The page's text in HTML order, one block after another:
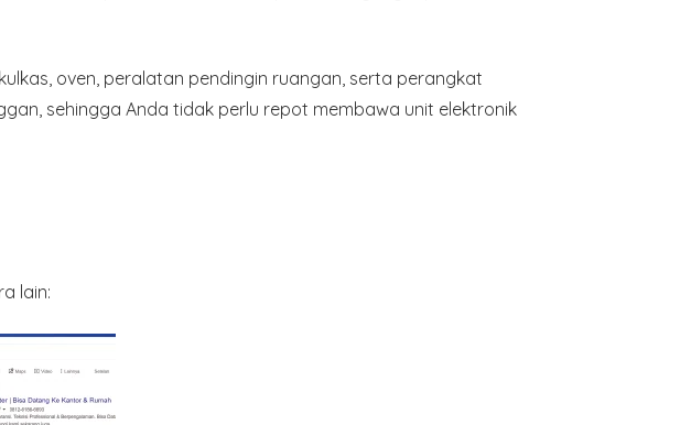
oven, peralatan pendingin ruangan, serta perangkat
, sehingga Anda tidak perlu repot membawa unit elektronik
lain: